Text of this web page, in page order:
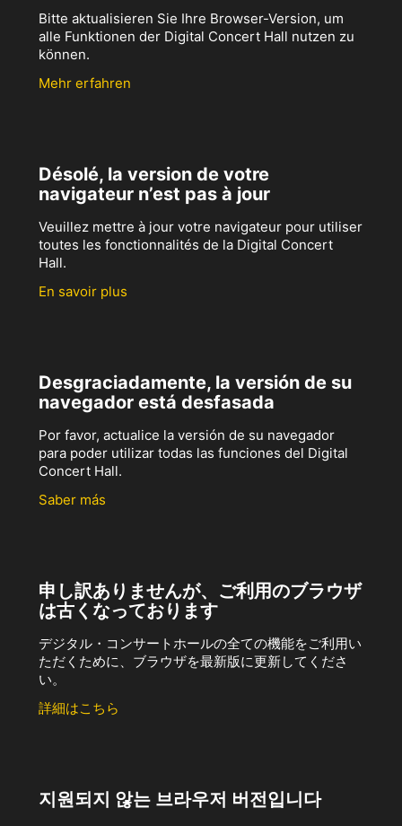
Bitte aktualisieren Sie Ihre Browser-Version, um
alle Funktionen der Digital Concert Hall nutzen zu
können.
Mehr erfahren
Désolé, la version de votre
navigateur n’est pas à jour
Veuillez mettre à jour votre navigateur pour utiliser
toutes les fonctionnalités de la Digital Concert
Hall.
En savoir plus
Desgraciadamente, la versión de su
navegador está desfasada
Por favor, actualice la versión de su navegador
para poder utilizar todas las funciones del Digital
Concert Hall.
Saber más
申し訳ありませんが、ご利用のブラウザ
は古くなっております
デジタル・コンサートホールの全ての機能をご利用い
ただくために、ブラウザを最新版に更新してくださ
い。
詳細はこちら
지원되지 않는 브라우저 버전입니다